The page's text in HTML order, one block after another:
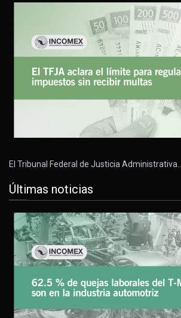
El Tribunal Federal de Justicia Administrativa…
Últimas noticias